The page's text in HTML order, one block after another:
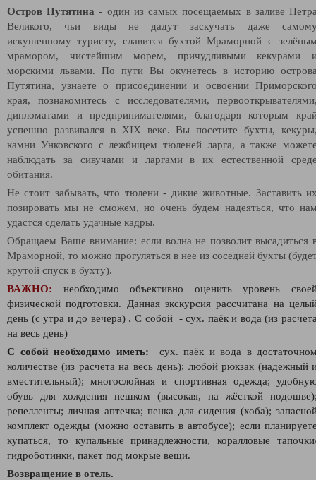
Остров Путятина - один из самых посещаемых в заливе
Великого, чьи виды не дадут заскучать даже
искушенному туристу, славится бухтой Мраморной с
мрамором, чистейшим морем, причудливыми кекурами
морскими львами. По пути Вы окунетесь в историю
Путятина, узнаете о присоединении и освоении
края, познакомитесь с исследователями,
дипломатами и предпринимателями, благодаря которым
успешно развивался в XIX веке. Вы посетите бухты,
камни Унковского с лежбищем тюленей ларга, а также
наблюдать за сивучами и ларгами в их естественной
обитания.
Не стоит забывать, что тюлени - дикие животные. Заставить
позировать мы не сможем, но очень будем надеяться, что
удастся сделать удачные кадры.
Обращаем Ваше внимание: если волна не позволит высадиться
Мраморной, то можно прогуляться в нее из соседней бухты
крутой спуск в бухту).
ВАЖНО: необходимо объективно оценить уровень
физической подготовки. Данная экскурсия рассчитана на
день (с утра и до вечера). С собой - сух. паёк и вода (из
на весь день)
С собой необходимо иметь:
сух. паёк и вода в
количестве (из расчета на весь день); любой рюкзак (надежный
вместительный); многослойная и спортивная одежда;
обувь для хождения пешком (высокая, на жёсткой
репелленты; личная аптечка; пенка для сидения (хоба);
комплект одежды (можно оставить в автобусе); если
купаться, то купальные принадлежности, коралловые
гидроботинки, пакет под мокрые вещи.
Возвращение в отель.